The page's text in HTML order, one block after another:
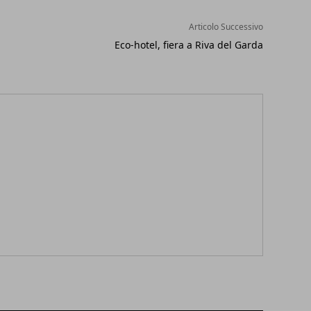
Articolo Successivo
Eco-hotel, fiera a Riva del Garda